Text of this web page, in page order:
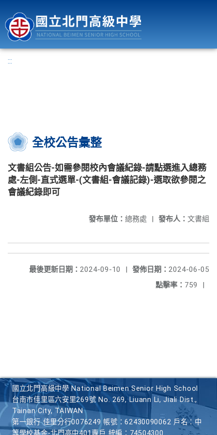
:::
全校公告彙整
文書組公告-如需參閱校內會議紀錄-請點選進入總務
處-左側-直式選單-(文書組-會議記錄)-選取欲參閱之
會議紀錄即可
發布人： 文書組
發布單位： 總務處 |
發佈日期： 2024-06-05
最後更新日期： 2024-09-10
|
點擊率： 759 |
國立北門高級中學 National Beimen Senior High School
台南市佳里區六安里269號 No. 269, Liuann Li, Jiali Dist.,
Tainan City, TAIWAN
第一銀行 佳里分行0076249 帳號：62430090062 戶名：中
等學校基金-北門高中401專戶 統編：74504300